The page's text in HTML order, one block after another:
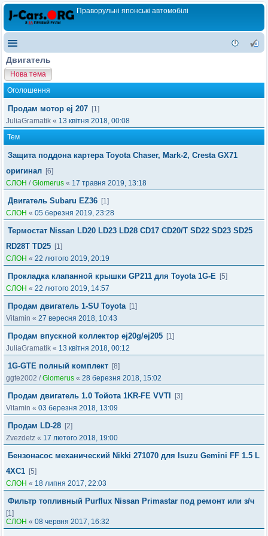
Праворульні японські автомобілі
Двигатель
Нова тема
Оголошення
Продам мотор ej 207 [1]
JuliaGramatik « 13 квітня 2018, 00:08
Тем
Защита поддона картера Toyota Chaser, Mark-2, Cresta GX71
оригинал [6]
СЛОН /Glomerus « 17 травня 2019, 13:18
Двигатель Subaru EZ36 [1]
СЛОН « 05 березня 2019, 23:28
Термостат Nissan LD20 LD23 LD28 CD17 CD20/T SD22 SD23 SD25
RD28T TD25 [1]
СЛОН « 22 лютого 2019, 20:19
Прокладка клапанной крышки GP211 для Toyota 1G-E [5]
СЛОН « 22 лютого 2019, 14:57
Продам двигатель 1-SU Toyota [1]
Vitamin « 27 вересня 2018, 10:43
Продам впускной коллектор ej20g/ej205 [1]
JuliaGramatik « 13 квітня 2018, 00:12
1G-GTE полный комплект [8]
ggte2002 /Glomerus « 28 березня 2018, 15:02
Продам двигатель 1.0 Тойота 1KR-FE VVTI
[3]
Vitamin « 03 березня 2018, 13:09
Продам LD-28 [2]
Zvezdetz « 17 лютого 2018, 19:00
Бензонасос механический Nikki 271070 для Isuzu Gemini FF 1.5 L
4XC1 [5]
СЛОН « 18 липня 2017, 22:03
Фильтр топливный Purflux Nissan Primastar под ремонт или з/ч
[1]
СЛОН « 08 червня 2017, 16:32